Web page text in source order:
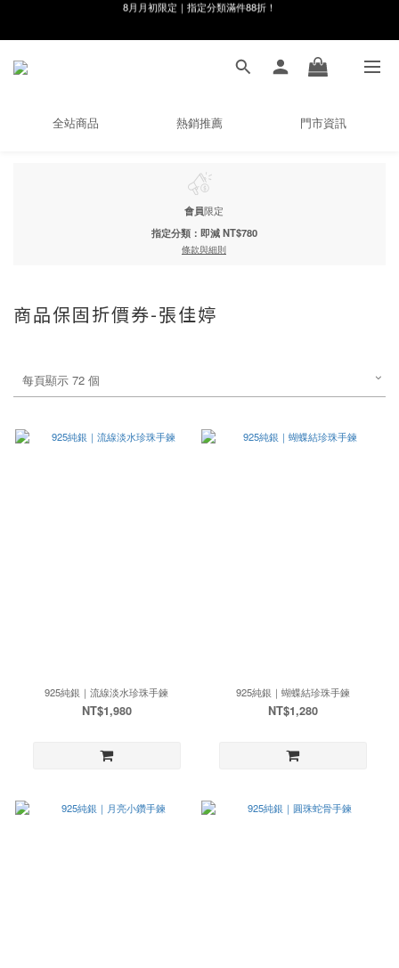
🌸新會員限定🌸註冊送$100購物金
全站商品 熱銷推薦 門市資訊
會員限定
指定分類：即減 NT$780
條款與細則
商品保固折價券-張佳婷
每頁顯示 72 個
925純銀｜流線淡水珍珠手鍊
NT$1,980
925純銀｜蝴蝶結珍珠手鍊
NT$1,280